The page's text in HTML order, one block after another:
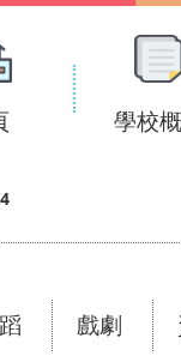
學校
戲劇